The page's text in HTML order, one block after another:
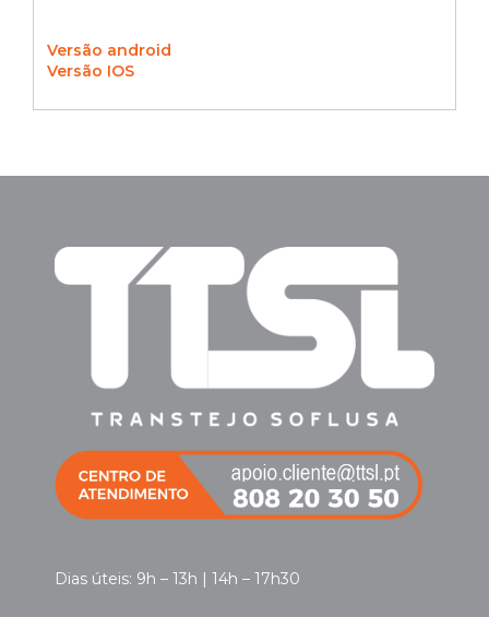
Versão android
Versão IOS
Dias úteis: 9h – 13h | 14h – 17h30